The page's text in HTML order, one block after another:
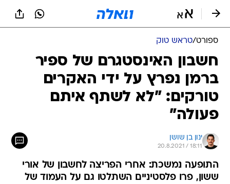
ספורט/טראש טוק
חשבון האינסטגרם של ספיר
ברמן נפרץ על ידי האקרים
טורקים: "לא לשתף איתם
פעולה"
ינון בן שושן
20.8.2021 / 18:11
התופעה נמשכת: אחרי הפריצה לחשבון של אורי
ששון, פרו פלסטיניים השתלטו גם על העמוד של